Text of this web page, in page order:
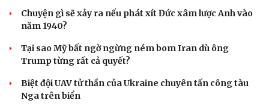
Âm nhạc
Di sản
Sao Việt
Chuyện gì sẽ xảy ra nếu phát xít Đức xâm lược Anh vào
năm 1940?
Tại sao Mỹ bất ngờ ngừng ném bom Iran dù ông
Trump từng rất cả quyết?
Biệt đội UAV tử thần của Ukraine chuyên tấn công tàu
Nga trên biển